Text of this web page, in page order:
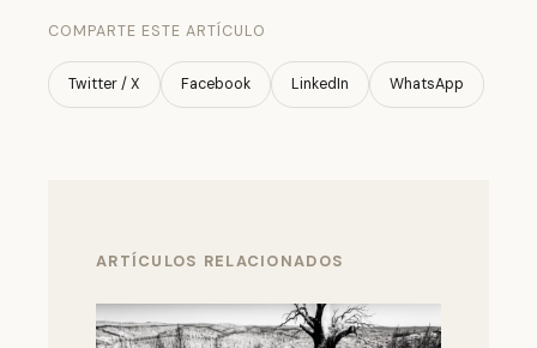
COMPARTE ESTE ARTÍCULO
Twitter / X Facebook LinkedIn WhatsApp
ARTÍCULOS RELACIONADOS